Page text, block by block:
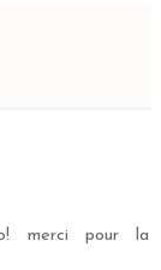
merci pour la